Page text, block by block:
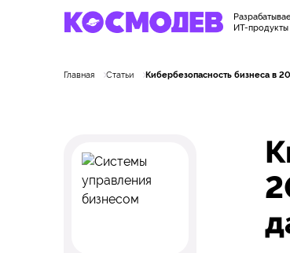
ИТ-продукты
Главная Статьи Кибербезопасность бизнеса в